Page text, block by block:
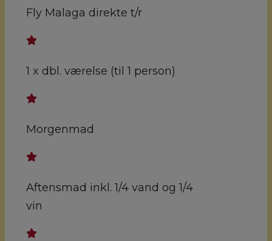
Fly Malaga direkte t/r
1 x dbl. værelse (til 1 person)
Morgenmad
Aftensmad inkl. 1/4 vand og 1/4
vin